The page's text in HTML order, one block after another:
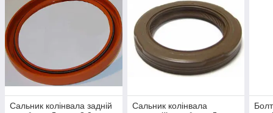
Сальник колінвала задній
Сальник колінвала